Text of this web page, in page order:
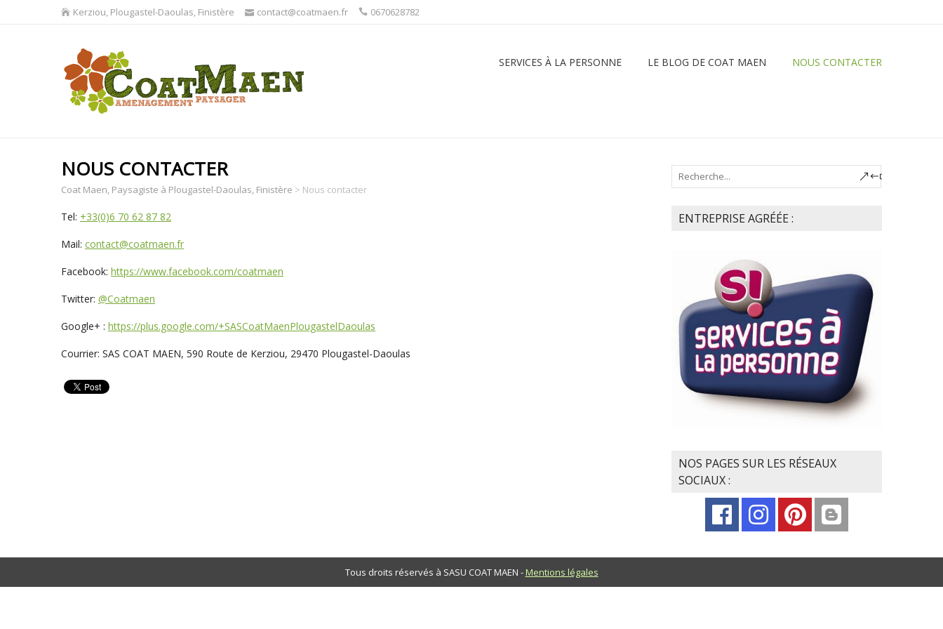
Kerziou, Plougastel-Daoulas, Finistère contact@coatmaen.fr 0670628782
SERVICES À LA PERSONNE LE BLOG DE COAT MAEN NOUS CONTACTER
NOUS CONTACTER
Coat Maen, Paysagiste à Plougastel-Daoulas, Finistère > Nous contacter
Tel: +33(0)6 70 62 87 82
Mail: contact@coatmaen.fr
Facebook: https://www.facebook.com/coatmaen
Twitter: @Coatmaen
Google+ : https://plus.google.com/+SASCoatMaenPlougastelDaoulas
Courrier: SAS COAT MAEN, 590 Route de Kerziou, 29470 Plougastel-Daoulas
ENTREPRISE AGRÉÉE :
NOS PAGES SUR LES RÉSEAUX
SOCIAUX :
Tous droits réservés à SASU COAT MAEN -Mentions légales